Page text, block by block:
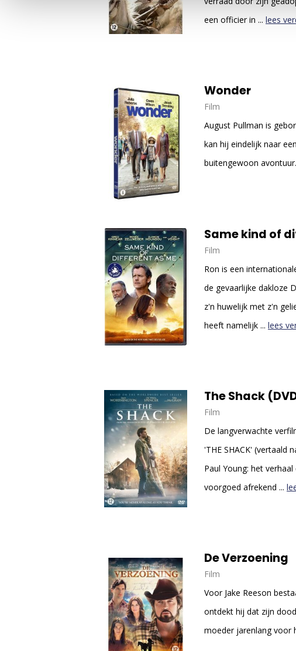
een officier in ... lees
Wonder
Film
August Pullman is
kan hij eindelijk naar
buitengewoon avontuur.
Same kind of
Film
Ron is een
de gevaarlijke dakloze
z'n huwelijk met z'n
heeft namelijk ... lees
The Shack
Film
De langverwachte
'THE SHACK' (vertaald
Paul Young: het
voorgoed afrekend ...
De Verzoening
Film
Voor Jake Reeson
ontdekt hij dat zijn
moeder jarenlang voor